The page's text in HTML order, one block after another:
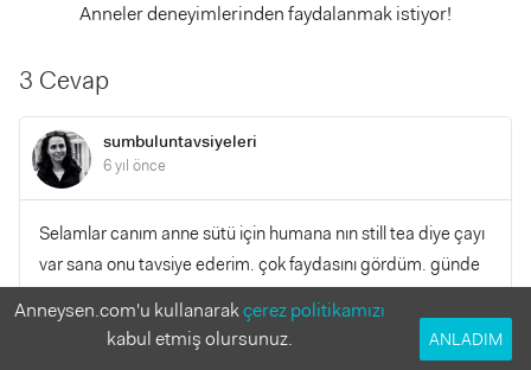
Anneler deneyimlerinden faydalanmak istiyor!
3 Cevap
sumbuluntavsiyeleri
6 yıl önce
Selamlar canım anne sütü için humana nın still tea diye çayı
var sana onu tavsiye ederim. çok faydasını gördüm. günde
konusunda ise yine humana kullanabilir. humana şu an
piyasadaki en sağlıklı marka.
Anneysen.com'u kullanarakçerez politikamızı
kabul etmiş olursunuz.
ANLADIM